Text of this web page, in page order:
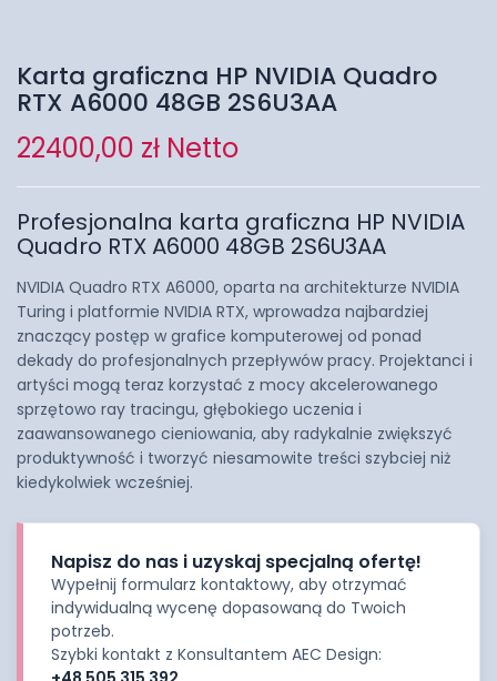
Karta graficzna HP NVIDIA Quadro
RTX A6000 48GB 2S6U3AA
22400,00 zł Netto
Profesjonalna karta graficzna HP NVIDIA
Quadro RTX A6000 48GB 2S6U3AA
NVIDIA Quadro RTX A6000, oparta na architekturze NVIDIA
Turing i platformie NVIDIA RTX, wprowadza najbardziej
znaczący postęp w grafice komputerowej od ponad
dekady do profesjonalnych przepływów pracy. Projektanci i
artyści mogą teraz korzystać z mocy akcelerowanego
sprzętowo ray tracingu, głębokiego uczenia i
zaawansowanego cieniowania, aby radykalnie zwiększyć
produktywność i tworzyć niesamowite treści szybciej niż
kiedykolwiek wcześniej.
Napisz do nas i uzyskaj specjalną ofertę!
Wypełnij formularz kontaktowy, aby otrzymać
indywidualną wycenę dopasowaną do Twoich
potrzeb.
Szybki kontakt z Konsultantem AEC Design: